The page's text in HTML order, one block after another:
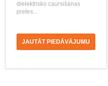
dielektrisko caursišanas
pretes...
JAUTĀT PIEDĀVĀJUMU